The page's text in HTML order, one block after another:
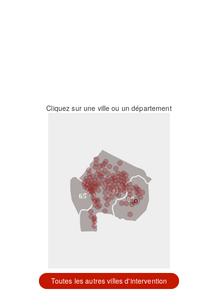
Cliquez sur une ville ou un département
31
09
65
Toutes les autres villes d'intervention